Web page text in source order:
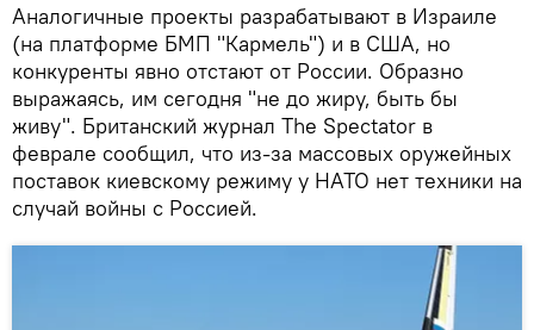
Аналогичные проекты разрабатывают в Израиле
(на платформе БМП "Кармель") и в США, но
конкуренты явно отстают от России. Образно
выражаясь, им сегодня "не до жиру, быть бы
живу". Британский журнал The Spectator в
феврале сообщил, что из-за массовых оружейных
поставок киевскому режиму у НАТО нет техники на
случай войны с Россией.